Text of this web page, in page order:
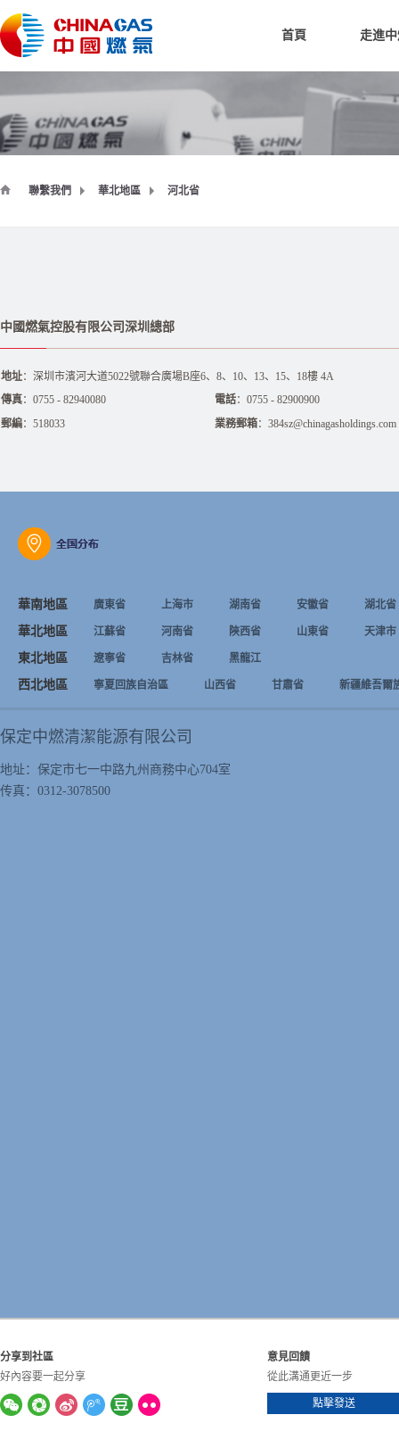
首頁 走進
聯繫我們 華北地區 河北省
中國燃氣控股有限公司深圳總部
地址：深圳市濱河大道5022號聯合廣場B座6、8、10、13、15、18樓 4A
傳真：0755 - 82940080 電話：0755 - 82900900
郵編：518033 業務郵箱：384sz@chinagasholdings.com
華南地區 廣東省 上海市 湖南省 安徽省 湖北省
華北地區 江蘇省 河南省 陝西省 山東省 天津市
東北地區 遼寧省 吉林省 黑龍江
西北地區 寧夏回族自治區 山西省 甘肅省 新疆維吾爾
保定中燃清潔能源有限公司
地址：保定市七一中路九州商務中心704室
传真：0312-3078500
分享到社區
好內容要一起分享
意見回饋
從此溝通更近一步
點擊發送